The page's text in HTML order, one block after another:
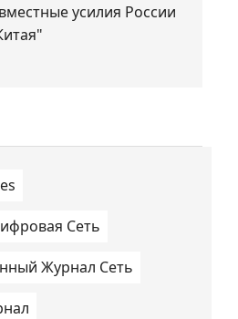
усилия России
Сеть
Журнал Сеть